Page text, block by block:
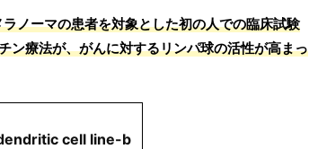
ラノーマの患者を対象とした初の人での臨床試験
ン療法が、がんに対するリンパ球の活性が高まっ
cell line-b